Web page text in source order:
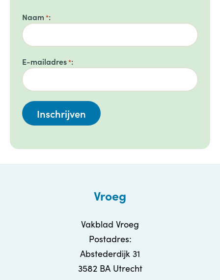
Naam *
E-mailadres*
Vroeg
Vakblad Vroeg
Postadres:
Abstederdijk 31
3582 BA Utrecht